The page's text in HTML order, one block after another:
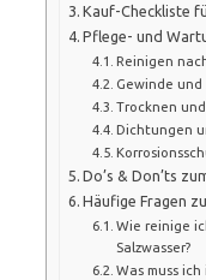
Kauf-Checkliste
Pflege- und
Reinigen
Gewinde
Trocknen
Dichtungen
Do’s & Don’ts
Häufige Fragen
Wie reinige
Salzwasser?
Was muss